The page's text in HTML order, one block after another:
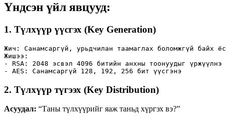
Үндсэн үйл явцууд:
1. Түлхүүр үүсгэх (Key Generation)
Жич: Санамсаргүй, урьдчилан таамаглах боломжгүй байх
Жишээ:
- RSA: 2048 эсвэл 4096 битийн анхны тоонуудыг үржүүлнэ
- AES: Санамсаргүй 128, 192, 256 бит үүсгэнэ
2. Түлхүүр түгээх (Key Distribution)
Асуудал: “Таны түлхүүрийг яаж таньд хүргэх вэ?”